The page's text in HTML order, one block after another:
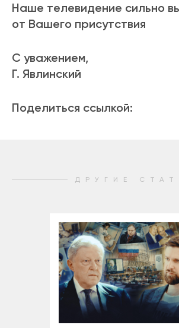
Наше телевидение сильно
от Вашего присутствия
С уважением,
Г. Явлинский
Поделиться ссылкой:
ДРУГИЕ